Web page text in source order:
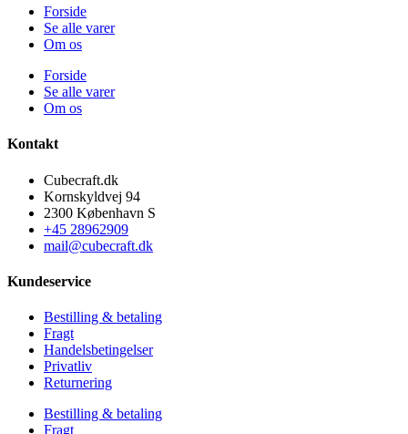
Forside
Se alle varer
Om os
Forside
Se alle varer
Om os
Kontakt
Cubecraft.dk
Kornskyldvej 94
2300 København S
+45 28962909
mail@cubecraft.dk
Kundeservice
Bestilling & betaling
Fragt
Handelsbetingelser
Privatliv
Returnering
Bestilling & betaling
Fragt